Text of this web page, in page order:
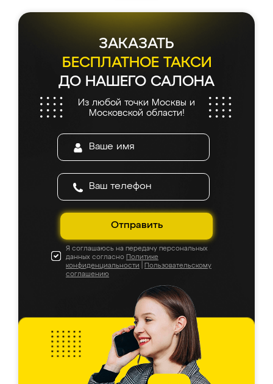
ЗАКАЗАТЬ
БЕСПЛАТНОЕ ТАКСИ
ДО НАШЕГО САЛОНА
Из любой точки Москвы и
Московской области!
Отправить
Я соглашаюсь на передачу персональных
данных согласно Политике
конфиденциальности
Пользовательскому
соглашению